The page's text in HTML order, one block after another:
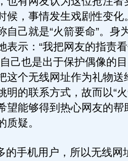
候，事情发生戏剧性变化
自己就是“火箭要命”。身
表示：“我把网友的指责
己也是出于保护偶像的
这个无线网址作为礼物送
明的联系方式，故而以“
望能够得到热心网友的帮
疑。
手机用户，所以无线网